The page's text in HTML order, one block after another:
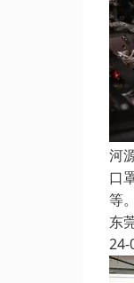
河
口
等
东
24-